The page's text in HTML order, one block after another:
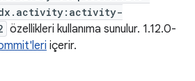
özellikleri kullanıma sunulur. 1.12.0-
içerir.